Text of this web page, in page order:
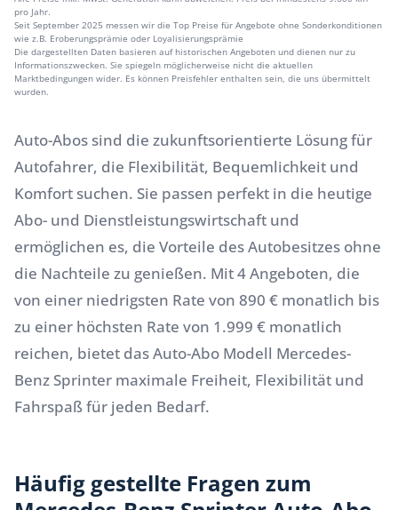
pro Jahr.
Seit September 2025 messen wir die Top Preise für Angebote ohne Sonderkonditionen
wie z.B. Eroberungsprämie oder Loyalisierungsprämie
Die dargestellten Daten basieren auf historischen Angeboten und dienen nur zu
Informationszwecken. Sie spiegeln möglicherweise nicht die aktuellen
Marktbedingungen wider. Es können Preisfehler enthalten sein, die uns übermittelt
wurden.
Auto-Abos sind die zukunftsorientierte Lösung für
Autofahrer, die Flexibilität, Bequemlichkeit und
Komfort suchen. Sie passen perfekt in die heutige
Abo- und Dienstleistungswirtschaft und
ermöglichen es, die Vorteile des Autobesitzes ohne
die Nachteile zu genießen. Mit 4 Angeboten, die
von einer niedrigsten Rate von 890 € monatlich bis
zu einer höchsten Rate von 1.999 € monatlich
reichen, bietet das Auto-Abo Modell Mercedes-
Benz Sprinter maximale Freiheit, Flexibilität und
Fahrspaß für jeden Bedarf.
Häufig gestellte Fragen zum